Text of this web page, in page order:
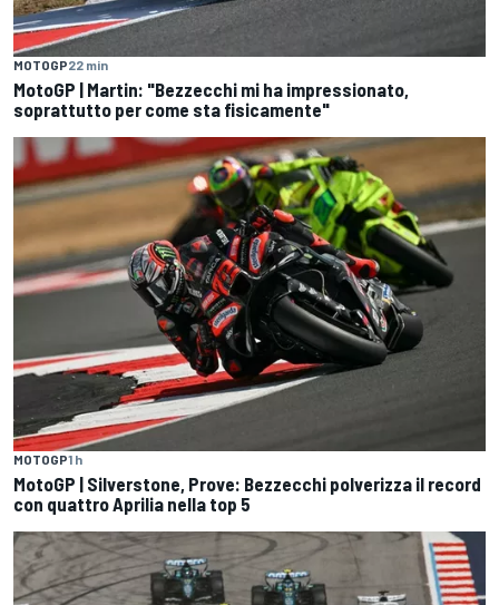
MOTOGP22 min
MotoGP | Martin: "Bezzecchi mi ha impressionato,
soprattutto per come sta fisicamente"
MOTOGP1 h
MotoGP | Silverstone, Prove: Bezzecchi polverizza il record
con quattro Aprilia nella top 5